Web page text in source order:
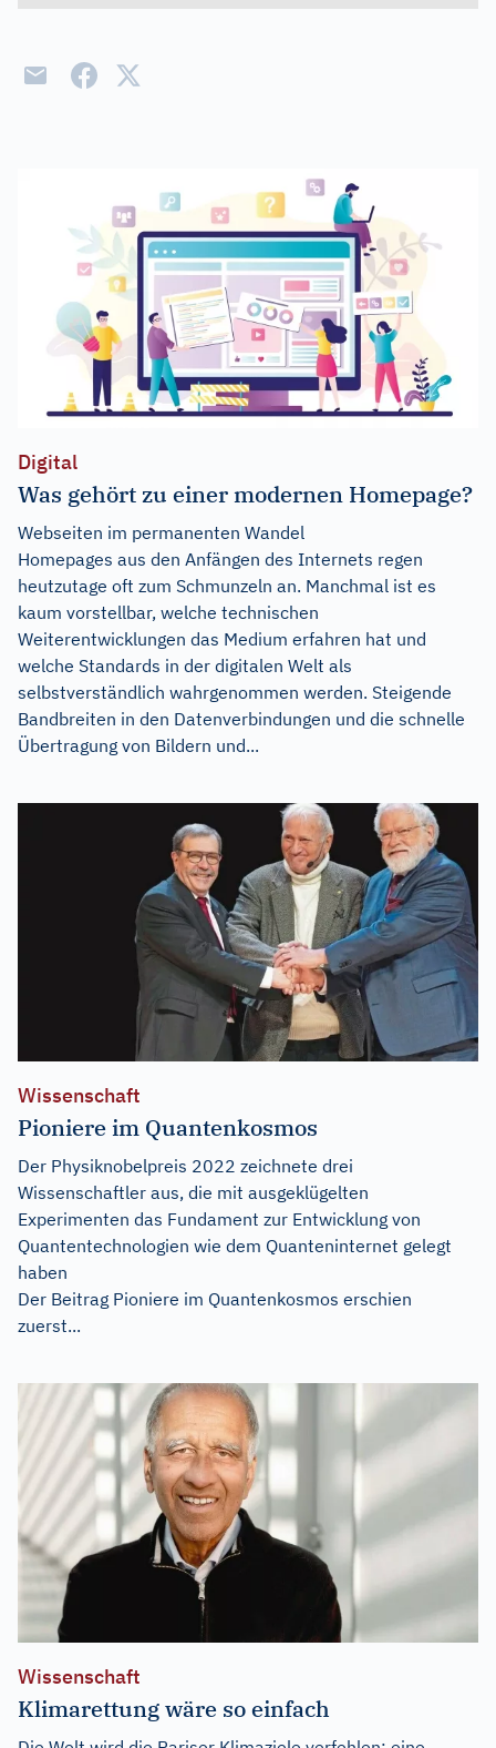
Digital
Was gehört zu einer modernen Homepage?
Webseiten im permanenten Wandel
Homepages aus den Anfängen des Internets regen
heutzutage oft zum Schmunzeln an. Manchmal ist es
kaum vorstellbar, welche technischen
Weiterentwicklungen das Medium erfahren hat und
welche Standards in der digitalen Welt als
selbstverständlich wahrgenommen werden. Steigende
Bandbreiten in den Datenverbindungen und die schnelle
Übertragung von Bildern und...
Wissenschaft
Pioniere im Quantenkosmos
Der Physiknobelpreis 2022 zeichnete drei
Wissenschaftler aus, die mit ausgeklügelten
Experimenten das Fundament zur Entwicklung von
Quantentechnologien wie dem Quanteninternet gelegt
haben
Der Beitrag Pioniere im Quantenkosmos erschien
zuerst...
Wissenschaft
Klimarettung wäre so einfach